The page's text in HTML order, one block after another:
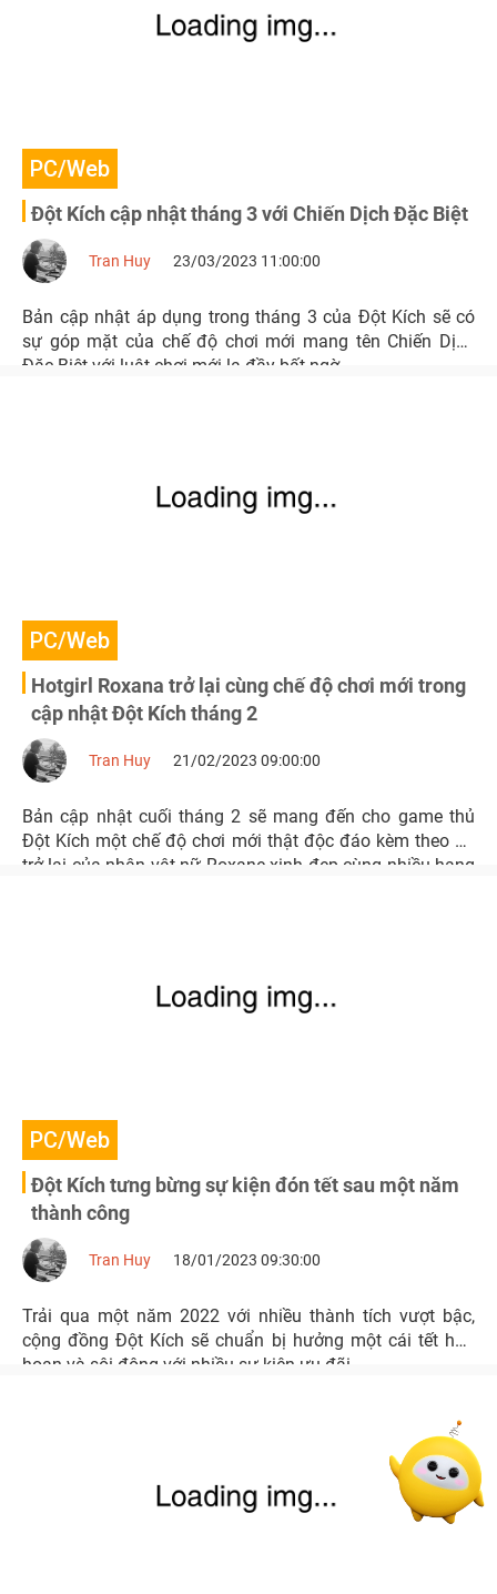
PC/Web
Đột Kích cập nhật tháng 3 với Chiến Dịch Đặc Biệt
Tran Huy 23/03/2023 11:00:00
Bản cập nhật áp dụng trong tháng 3 của Đột Kích sẽ có
sự góp mặt của chế độ chơi mới mang tên Chiến Dịch
Đặc Biệt với luật chơi mới lạ đầy bất ngờ.
PC/Web
Hotgirl Roxana trở lại cùng chế độ chơi mới trong
cập nhật Đột Kích tháng 2
Tran Huy 21/02/2023 09:00:00
Bản cập nhật cuối tháng 2 sẽ mang đến cho game thủ
Đột Kích một chế độ chơi mới thật độc đáo kèm theo sự
trở lại của nhân vật nữ Roxane xinh đẹp cùng nhiều hạng
PC/Web
Đột Kích tưng bừng sự kiện đón tết sau một năm
thành công
Tran Huy 18/01/2023 09:30:00
Trải qua một năm 2022 với nhiều thành tích vượt bậc,
cộng đồng Đột Kích sẽ chuẩn bị hưởng một cái tết hân
hoan và sôi động với nhiều sự kiện ưu đãi.